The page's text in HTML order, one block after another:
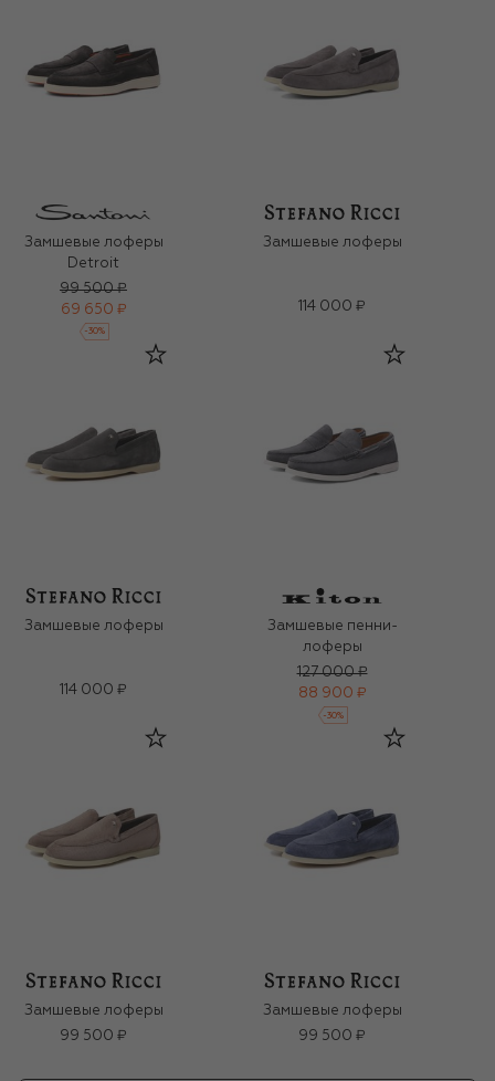
Замшевые лоферы
Detroit
99 500 ₽
69 650 ₽
-30%
Замшевые лоферы
114 000 ₽
Замшевые лоферы
114 000 ₽
Замшевые пенни-
лоферы
127 000 ₽
88 900 ₽
-30%
Замшевые лоферы
99 500 ₽
Замшевые лоферы
99 500 ₽